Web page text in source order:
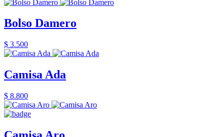
Bolso Damero
$ 3.500
Camisa Ada
$ 8.800